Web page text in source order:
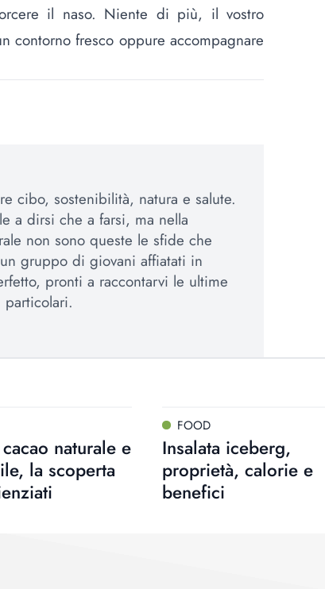
il naso. Niente di più, il vostro
contorno fresco oppure accompagnare
cibo, sostenibilità, natura e salute.
a dirsi che a farsi, ma nella
non sono queste le sfide che
gruppo di giovani affiatati in
pronti a raccontarvi le ultime
naturale e
la scoperta
FOOD
Insalata iceberg,
proprietà, calorie e
benefici